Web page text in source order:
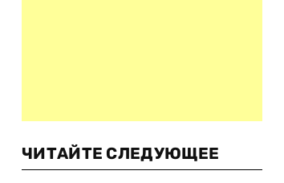
ЧИТАЙТЕ СЛЕДУЮЩЕЕ